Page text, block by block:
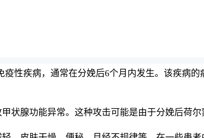
疫性疾病，通常在分娩后6个月内发生。该疾病
腺功能异常。这种攻击可能是由于分娩后荷尔